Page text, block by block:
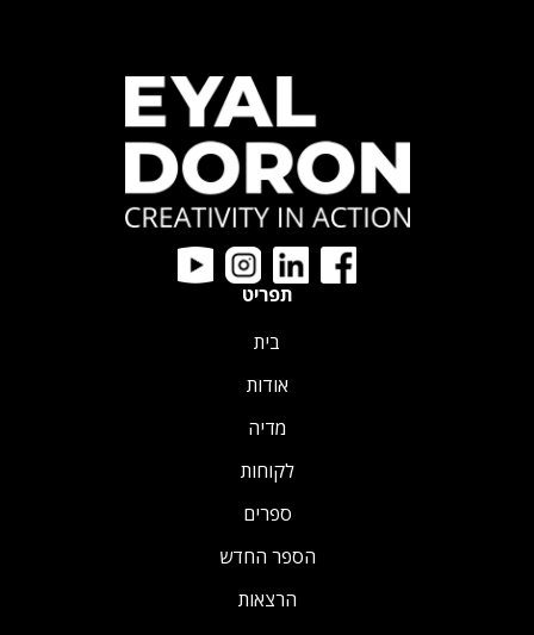
תפריט
בית
אודות
מדיה
לקוחות
ספרים
הספר החדש
הרצאות